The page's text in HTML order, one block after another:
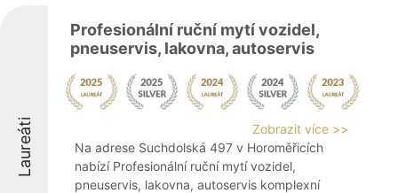
Laureáti
Profesionální ruční mytí vozidel,
pneuservis, lakovna, autoservis
Zobrazit více >>
Na adrese Suchdolská 497 v Horoměřicích
nabízí Profesionální ruční mytí vozidel,
pneuservis, lakovna, autoservis komplexní